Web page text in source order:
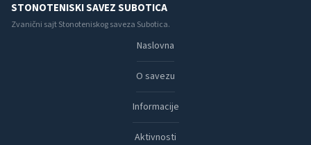
STONOTENISKI SAVEZ SUBOTICA
Zvanični sajt Stonoteniskog saveza Subotica.
Naslovna
O savezu
Informacije
Aktivnosti